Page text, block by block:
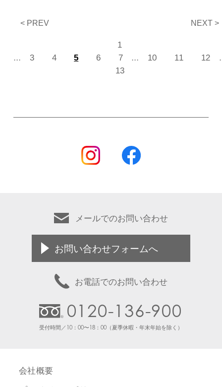
1
«
... 3 4 5 6 7 ... 10 11 12
»
13
メールでのお問い合わせ
お問い合わせフォームへ
お電話でのお問い合わせ
0120-136-900
受付時間／10：00〜18：00（夏季休暇・年末年始を除く）
会社概要